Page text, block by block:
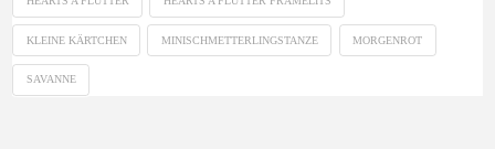
KLEINE KÄRTCHEN MINISCHMETTERLINGSTANZE MORGENROT
SAVANNE